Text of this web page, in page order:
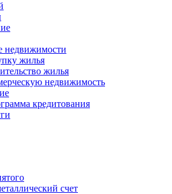
недвижимости
жилья
жилья
недвижимость
кредитования
счет